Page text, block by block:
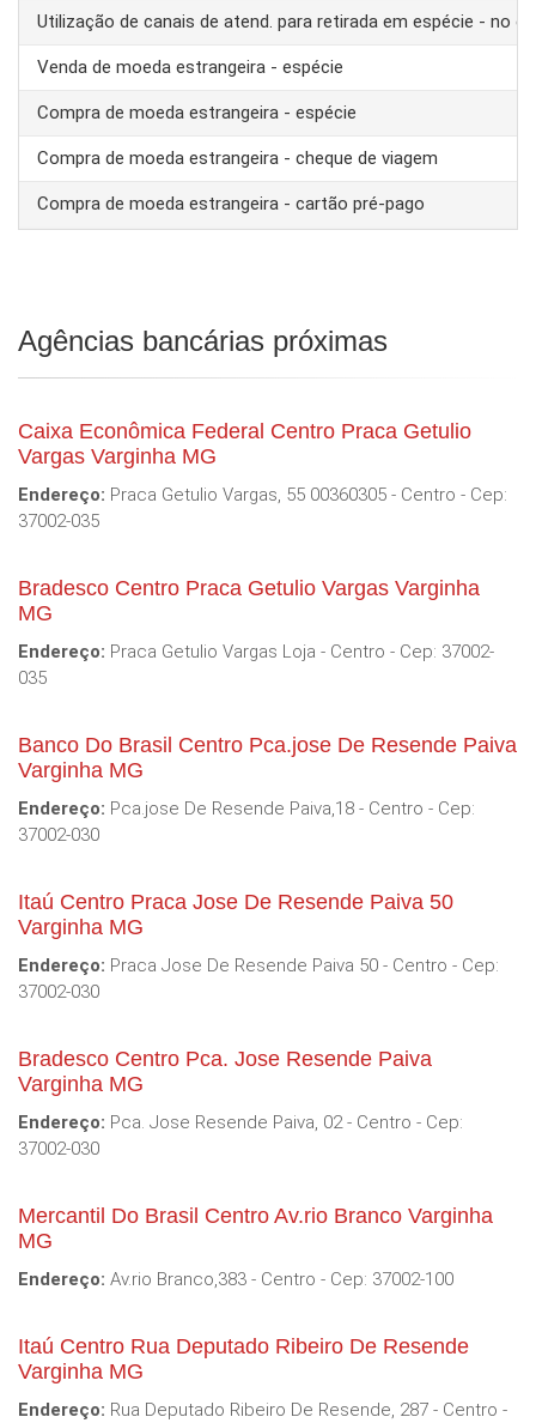
Utilização de canais de atend. para retirada em espécie - no
Venda de moeda estrangeira - espécie
Compra de moeda estrangeira - espécie
Compra de moeda estrangeira - cheque de viagem
Compra de moeda estrangeira - cartão pré-pago
Agências bancárias próximas
Caixa Econômica Federal Centro Praca Getulio
Vargas Varginha MG
Endereço: Praca Getulio Vargas, 55 00360305 - Centro - Cep:
37002-035
Bradesco Centro Praca Getulio Vargas Varginha
MG
Endereço: Praca Getulio Vargas Loja - Centro - Cep: 37002-
035
Banco Do Brasil Centro Pca.jose De Resende Paiva
Varginha MG
Endereço: Pca.jose De Resende Paiva,18 - Centro - Cep:
37002-030
Itaú Centro Praca Jose De Resende Paiva 50
Varginha MG
Endereço: Praca Jose De Resende Paiva 50 - Centro - Cep:
37002-030
Bradesco Centro Pca. Jose Resende Paiva
Varginha MG
Endereço: Pca. Jose Resende Paiva, 02 - Centro - Cep:
37002-030
Mercantil Do Brasil Centro Av.rio Branco Varginha
MG
Endereço: Av.rio Branco,383 - Centro - Cep: 37002-100
Itaú Centro Rua Deputado Ribeiro De Resende
Varginha MG
Endereço: Rua Deputado Ribeiro De Resende, 287 - Centro -